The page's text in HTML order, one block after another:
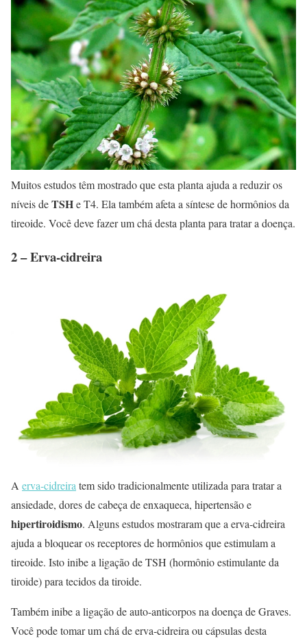
Muitos estudos têm mostrado que esta planta ajuda a reduzir os
níveis deTSHe T4. Ela também afeta a síntese de hormônios da
tireoide. Você deve fazer um chá desta planta para tratar a doença.
2 – Erva-cidreira
A erva-cidreira tem sido tradicionalmente utilizada para tratar a
ansiedade, dores de cabeça de enxaqueca, hipertensão e
hipertiroidismo. Alguns estudos mostraram que a erva-cidreira
ajuda a bloquear os receptores de hormônios que estimulam a
tireoide. Isto inibe a ligação de TSH (hormônio estimulante da
tiroide) para tecidos da tiroide.
Também inibe a ligação de auto-anticorpos na doença de Graves.
Você pode tomar um chá de erva-cidreira ou cápsulas desta